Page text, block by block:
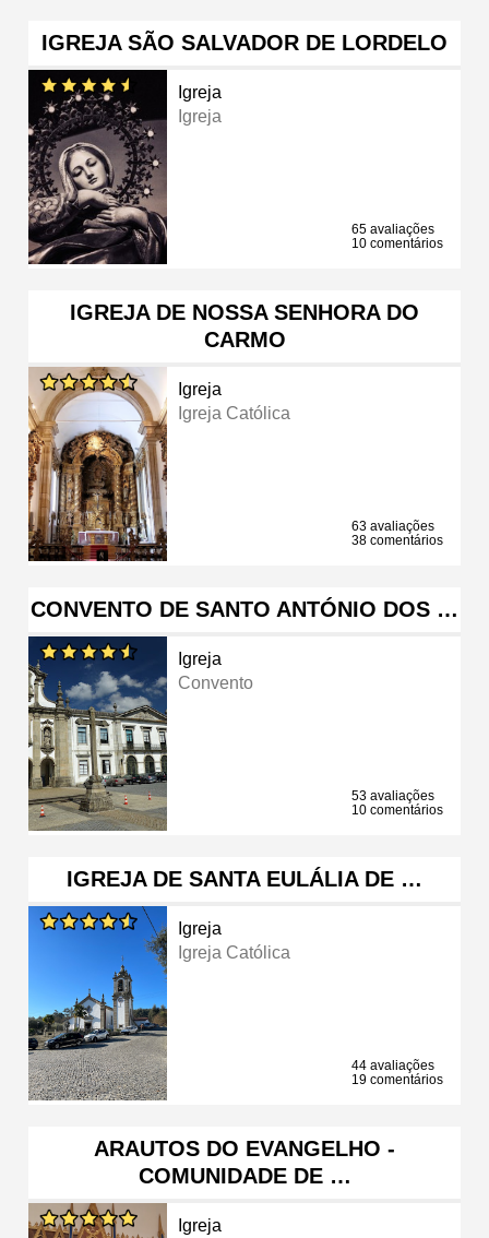
IGREJA SÃO SALVADOR DE LORDELO
Igreja
Igreja
65 avaliações
10 comentários
IGREJA DE NOSSA SENHORA DO
CARMO
Igreja
Igreja Católica
63 avaliações
38 comentários
CONVENTO DE SANTO ANTÓNIO DOS …
Igreja
Convento
53 avaliações
10 comentários
IGREJA DE SANTA EULÁLIA DE …
Igreja
Igreja Católica
44 avaliações
19 comentários
ARAUTOS DO EVANGELHO -
COMUNIDADE DE …
Igreja